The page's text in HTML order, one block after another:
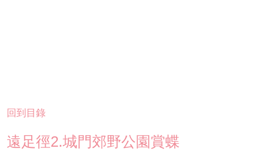
回到目錄
遠足徑2.城門郊野公園賞蝶